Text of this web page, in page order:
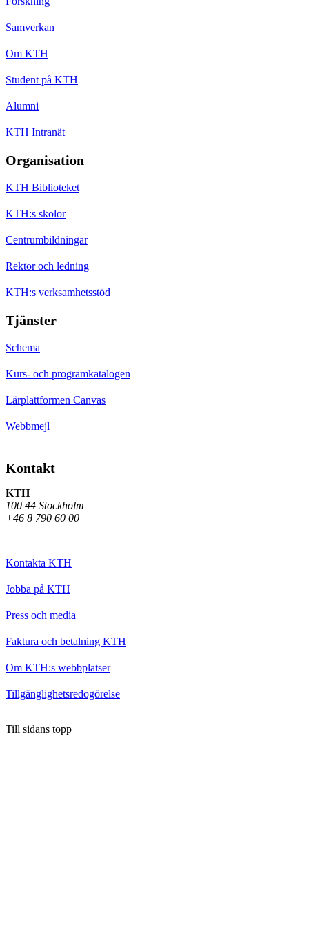
Samverkan
Om KTH
Student på KTH
Alumni
KTH Intranät
Organisation
KTH Biblioteket
KTH:s skolor
Centrumbildningar
Rektor och ledning
KTH:s verksamhetsstöd
Tjänster
Schema
Kurs- och programkatalogen
Lärplattformen Canvas
Webbmejl
Kontakt
KTH
100 44 Stockholm
+46 8 790 60 00
Kontakta KTH
Jobba på KTH
Press och media
Faktura och betalning KTH
Om KTH:s webbplatser
Tillgänglighetsredogörelse
Till sidans topp